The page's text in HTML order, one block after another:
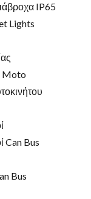
IP65
Lights
Moto
Can Bus
Bus